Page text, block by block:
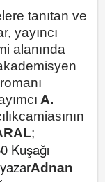
tanıtan ve
yayıncı
alanında
A.
camiasının
;
Kuşağı
Adnan